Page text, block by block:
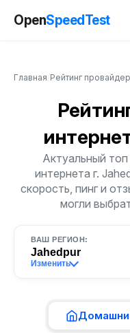
OpenSpeedTest
Главная Рейтинг
Актуальный
интернета г.
скорость, пинг и
могли
ВАШ РЕГИОН:
Jahedpur
Изменить